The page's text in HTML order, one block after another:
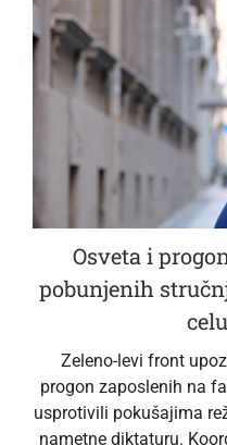
Osveta i
pobunjenih
Zeleno-levi front
progon zaposlenih na
usprotivili pokušajima
nametne diktaturu.